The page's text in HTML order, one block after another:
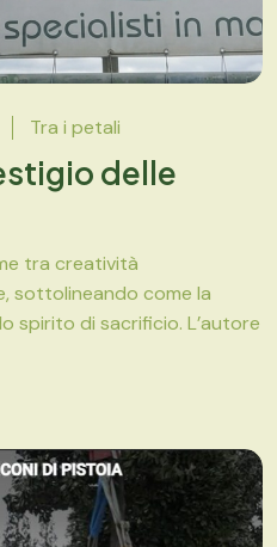
Tra i petali
delle
tra creatività
sottolineando come la
spirito di sacrificio. L’autore